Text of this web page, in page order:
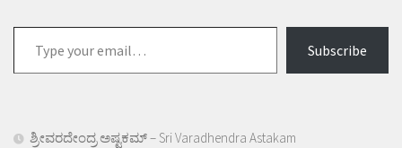
your
Subscribe
ಶ್ರೀವರದೇಂದ್ರ ಅಷ್ಟಕಮ್ – Sri Varadhendra Astakam